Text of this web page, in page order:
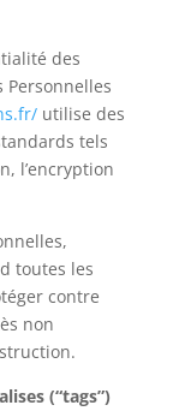
des
Personnelles
utilise des
tels
l’encryption
toutes les
contre
non
(“tags”)